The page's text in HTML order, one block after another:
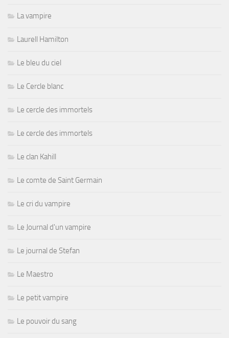
La vampire
Laurell Hamilton
Le bleu du ciel
Le Cercle blanc
Le cercle des immortels
Le cercle des immortels
Le clan Kahill
Le comte de Saint Germain
Le cri du vampire
Le Journal d'un vampire
Le journal de Stefan
Le Maestro
Le petit vampire
Le pouvoir du sang